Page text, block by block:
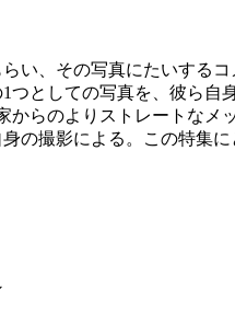
い、その写真にたいする
としての写真を、彼ら
らのよりストレートな
の撮影による。この特集